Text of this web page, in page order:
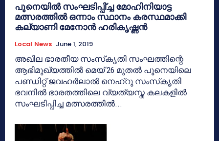
പൂനെയില്‍ സംഘടിപ്പി്ച്ച മോഹിനിയാട്ട
മത്സരത്തില്‍ ഒന്നാം സ്ഥാനം കരസ്ഥമാക്കി
കല്യാണി മേനോന്‍ ഹരികൃഷ്ണന്‍
Local News June 1, 2019
അഖില ഭാരതീയ സംസ്‌കൃതി സംഘത്തിന്റെ
ആഭിമുഖ്യത്തില്‍ മെയ് 26 മുതല്‍ പൂനെയിലെ
പണ്ഡിറ്റ് ജവഹര്‍ലാല്‍ നെഹ്‌റു സംസ്‌കൃതി
ഭവനില്‍ ഭാരതത്തിലെ വ്യത്യസ്ത കലകളില്‍
സംഘടിപ്പിച്ച മത്സരത്തില്‍...